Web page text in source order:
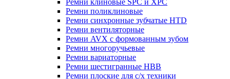
Ремни клиновые SPC и XPC
Ремни поликлиновые
Ремни синхронные зубчатые HTD
Ремни вентиляторные
Ремни AVX с формованным зубом
Ремни многоручьевые
Ремни вариаторные
Ремни шестигранные HBB
Ремни плоские для с/х техники